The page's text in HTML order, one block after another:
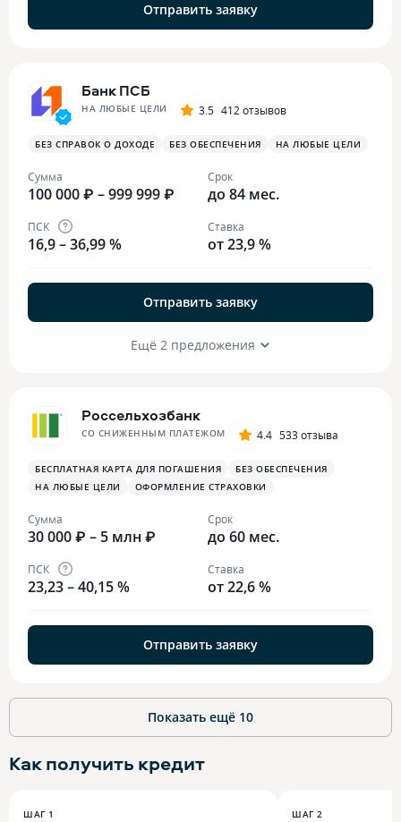
Отправить заявку
Банк ПСБ
НА ЛЮБЫЕ ЦЕЛИ 3.5 412 отзывов
БЕЗ СПРАВОК О ДОХОДЕ БЕЗ ОБЕСПЕЧЕНИЯ НА ЛЮБЫЕ ЦЕЛИ
Сумма
100 000 ₽ – 999 999 ₽
Срок
до 84 мес.
ПСК
16,9 – 36,99 %
Ставка
от 23,9 %
Отправить заявку
Ещё 2 предложения
Россельхозбанк
СО СНИЖЕННЫМ ПЛАТЕЖОМ 4.4 533 отзыва
БЕСПЛАТНАЯ КАРТА ДЛЯ ПОГАШЕНИЯ
БЕЗ ОБЕСПЕЧЕНИЯ
НА ЛЮБЫЕ ЦЕЛИ
ОФОРМЛЕНИЕ СТРАХОВКИ
Сумма
30 000 ₽ – 5 млн ₽
Срок
до 60 мес.
ПСК
23,23 – 40,15 %
Ставка
от 22,6 %
Отправить заявку
Показать ещё 10
Как получить кредит
ШАГ 1 ШАГ 2